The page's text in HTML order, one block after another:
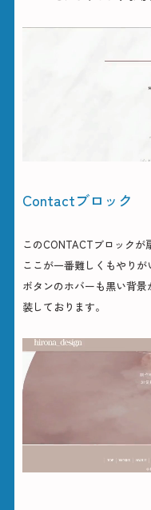
Contactブロック
このCONTACTブロックが
ここが一番難しくもやりが
ボタンのホバーも黒い背
装しております。